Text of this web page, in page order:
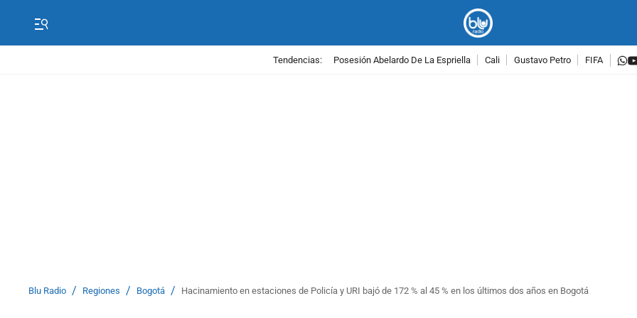
Tendencias: Posesión Abelardo De La Espriella Cali Gustavo Petro FIFA
Blu Radio / Regiones / Bogotá / Hacinamiento en estaciones de Policía y URI bajó de 172 % al 45 % en los últimos dos años en Bogotá